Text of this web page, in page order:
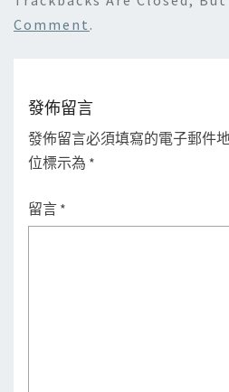
Comment .
發佈留言
發佈留言必須填寫的電子郵件
位標示為 *
留言 *